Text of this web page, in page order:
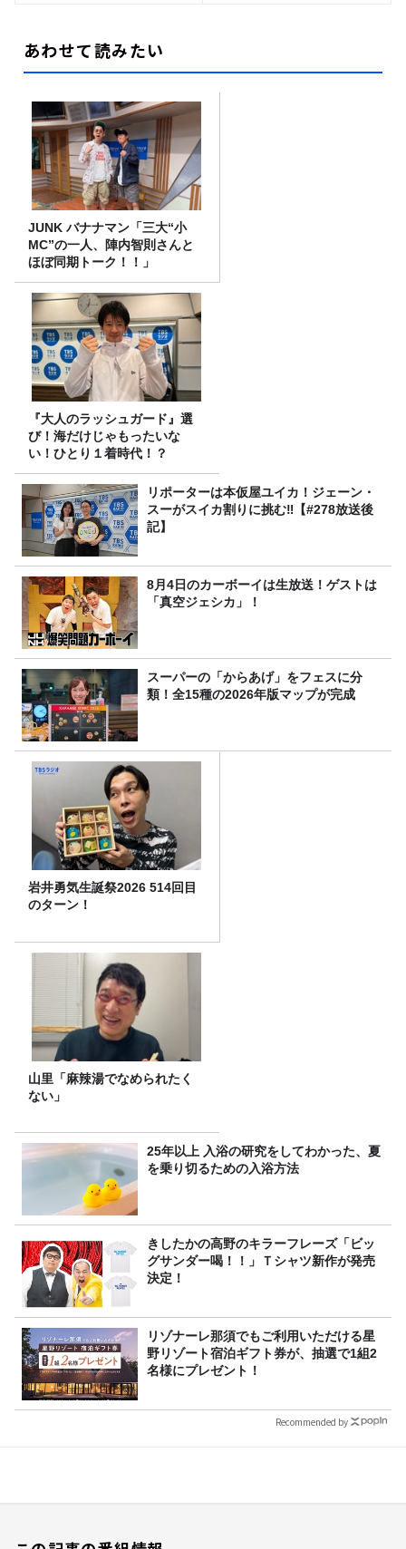
あわせて読みたい
JUNK バナナマン「三大“小
MC”の一人、陣内智則さんと
ほぼ同期トーク！！」
『大人のラッシュガード』選
び！海だけじゃもったいな
い！ひとり１着時代！？
リポーターは本仮屋ユイカ！ジェーン・
スーがスイカ割りに挑む‼【#278放送後
記】
8月4日のカーボーイは生放送！ゲストは
「真空ジェシカ」！
スーパーの「からあげ」をフェスに分
類！全15種の2026年版マップが完成
岩井勇気生誕祭2026 514回目
のターン！
山里「麻辣湯でなめられたく
ない」
25年以上 入浴の研究をしてわかった、夏
を乗り切るための入浴方法
きしたかの高野のキラーフレーズ「ビッ
グサンダー喝！！」Ｔシャツ新作が発売
決定！
リゾナーレ那須でもご利用いただける星
野リゾート宿泊ギフト券が、抽選で1組2
名様にプレゼント！
Recommended by